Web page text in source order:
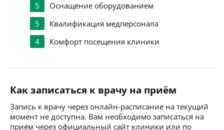
5
Оснащение оборудованием
5
Квалификация медперсонала
4
Комфорт посещения клиники
Как записаться к врачу на приём
Запись к врачу через онлайн-расписание на текущий
момент не доступна. Вам необходимо записаться на
приём через официальный сайт клиники или по